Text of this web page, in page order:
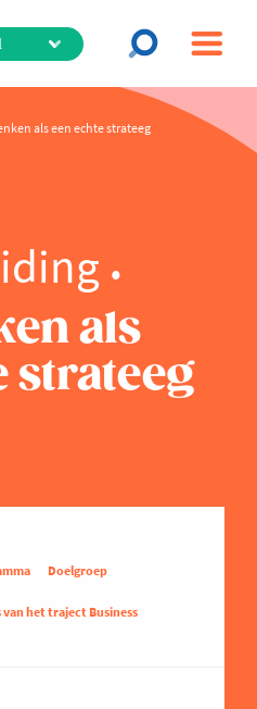
als een echte strateeg
als
strateeg
Doelgroep
van het traject Business